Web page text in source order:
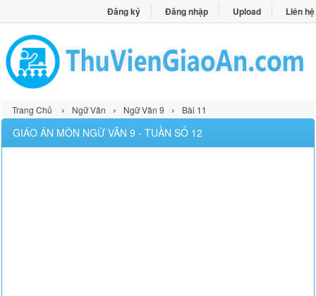
Đăng ký Đăng nhập Upload Liên hệ
Trang Chủ › Ngữ Văn › Ngữ Văn 9 › Bài 11
GIÁO ÁN MÔN NGỮ VĂN 9 - TUẦN SỐ 12